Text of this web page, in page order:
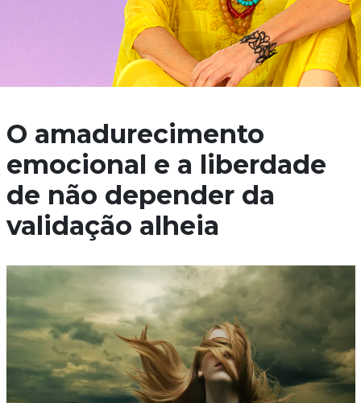
O amadurecimento
emocional e a liberdade
de não depender da
validação alheia